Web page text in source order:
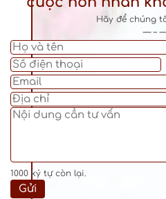
Hãy để chúng
— –
1000 ký tự còn lại.